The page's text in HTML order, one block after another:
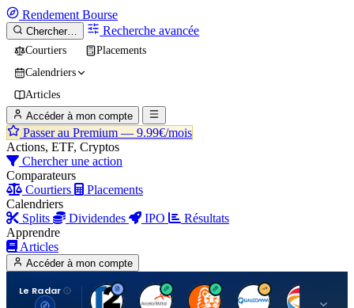
Rendement Bourse
Chercher… Recherche avancée
Courtiers
Placements
Calendriers
Articles
Accéder à mon compte
Passer au Premium — 9.99€/mois
Actions, ETF, Cryptos
Chercher une action
Comparateurs
Courtiers
Placements
Calendriers
Splits
Dividendes IPO
Résultats
Apprendre
Articles
Accéder à mon compte
Le Radar
T A I Q T